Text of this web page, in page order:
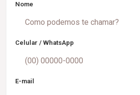
Nome
Celular / WhatsApp
E-mail